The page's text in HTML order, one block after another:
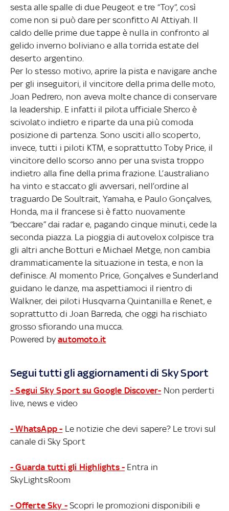
sesta alle spalle di due Peugeot e tre “Toy”, così
come non si può dare per sconfitto Al Attiyah. Il
caldo delle prime due tappe è nulla in confronto al
gelido inverno boliviano e alla torrida estate del
deserto argentino.
Per lo stesso motivo, aprire la pista e navigare anche
per gli inseguitori, il vincitore della prima delle moto,
Joan Pedrero, non aveva molte chance di conservare
la leadership. E infatti il pilota ufficiale Sherco è
scivolato indietro e riparte da una più comoda
posizione di partenza. Sono usciti allo scoperto,
invece, tutti i piloti KTM, e soprattutto Toby Price, il
vincitore dello scorso anno per una svista troppo
indietro alla fine della prima frazione. L’australiano
ha vinto e staccato gli avversari, nell’ordine al
traguardo De Soultrait, Yamaha, e Paulo Gonçalves,
Honda, ma il francese si è fatto nuovamente
“beccare” dai radar e, pagando cinque minuti, cede la
seconda piazza. La pioggia di autovelox colpisce tra
gli altri anche Botturi e Michael Metge, non cambia
drammaticamente la situazione in testa, e non la
definisce. Al momento Price, Gonçalves e Sunderland
guidano le danze, ma aspettiamoci il rientro di
Walkner, dei piloti Husqvarna Quintanilla e Renet, e
soprattutto di Joan Barreda, che oggi ha rischiato
grosso sfiorando una mucca.
Powered byautomoto.it
Segui tutti gli aggiornamenti di Sky Sport
- Segui Sky Sport su Google Discover- Non perderti
live, news e video
- WhatsApp - Le notizie che devi sapere? Le trovi sul
canale di Sky Sport
- Guarda tutti gli Highlights - Entra in
SkyLightsRoom
- Offerte Sky - Scopri le promozioni disponibili e